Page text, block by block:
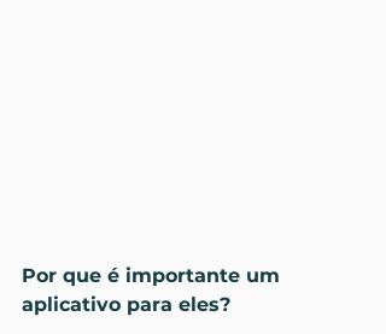
Por que é importante um
aplicativo para eles?